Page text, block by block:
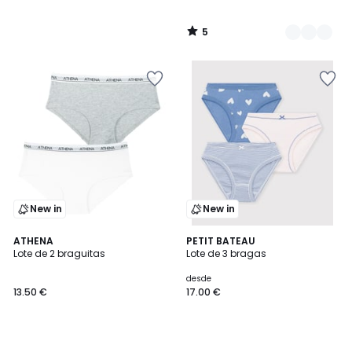
5
/
New in
ATHENA
Lote de 2 braguitas
13.50 €
4,5
/ 5
2
Colores
New in
PETIT BATEAU
Lote de 3 bragas
desde
17.00 €